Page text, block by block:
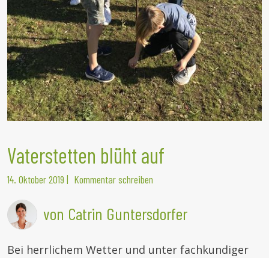
Vaterstetten blüht auf
14. Oktober 2019 | Kommentar schreiben
von Catrin Guntersdorfer
Bei herrlichem Wetter und unter fachkundiger